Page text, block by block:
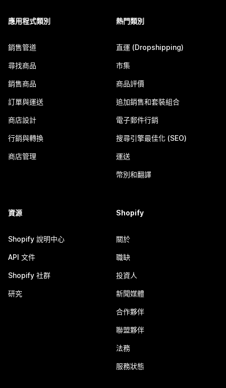
應用程式類別
銷售管道
尋找商品
銷售商品
訂單與運送
商店設計
行銷與轉換
商店管理
熱門類別
直運 (Dropshipping)
市集
商品評價
追加銷售和套裝組合
電子郵件行銷
搜尋引擎最佳化 (SEO)
運送
幣別和翻譯
資源
Shopify 說明中心
API 文件
Shopify 社群
研究
Shopify
關於
職缺
投資人
新聞媒體
合作夥伴
聯盟夥伴
法務
服務狀態